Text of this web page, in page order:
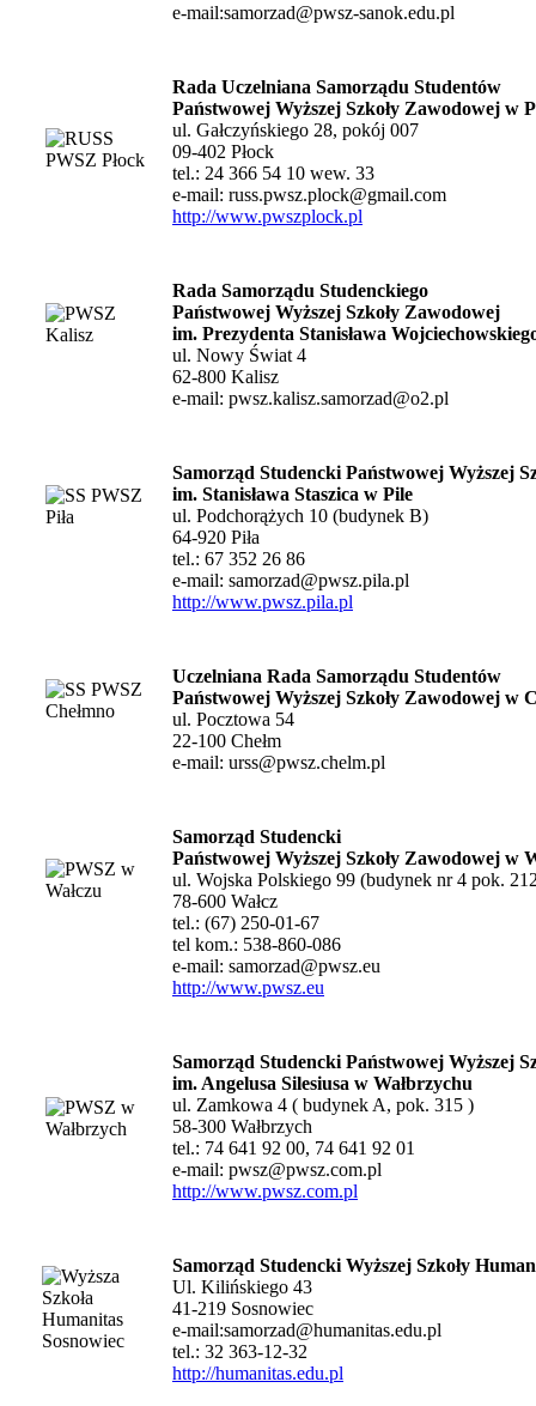
e-mail:samorzad@pwsz-sanok.edu.pl
Rada Uczelniana Samorządu Studentów
Państwowej Wyższej Szkoły Zawodowej w
ul. Gałczyńskiego 28, pokój 007
09-402 Płock
tel.: 24 366 54 10 wew. 33
e-mail: russ.pwsz.plock@gmail.com
http://www.pwszplock.pl
Rada Samorządu Studenckiego
Państwowej Wyższej Szkoły Zawodowej
im. Prezydenta Stanisława
ul. Nowy Świat 4
62-800 Kalisz
e-mail: pwsz.kalisz.samorzad@o2.pl
Samorząd Studencki Państwowej Wyższej
im. Stanisława Staszica w Pile
ul. Podchorążych 10 (budynek B)
64-920 Piła
tel.: 67 352 26 86
e-mail: samorzad@pwsz.pila.pl
http://www.pwsz.pila.pl
Uczelniana Rada Samorządu Studentów
Państwowej Wyższej Szkoły Zawodowej w
ul. Pocztowa 54
22-100 Chełm
e-mail: urss@pwsz.chelm.pl
Samorząd Studencki
Państwowej Wyższej Szkoły Zawodowej w
ul. Wojska Polskiego 99 (budynek nr 4 pok.
78-600 Wałcz
tel.: (67) 250-01-67
tel kom.: 538-860-086
e-mail: samorzad@pwsz.eu
http://www.pwsz.eu
Samorząd Studencki Państwowej Wyższej
im. Angelusa Silesiusa w Wałbrzychu
ul. Zamkowa 4 ( budynek A, pok. 315 )
58-300 Wałbrzych
tel.: 74 641 92 00, 74 641 92 01
e-mail: pwsz@pwsz.com.pl
http://www.pwsz.com.pl
Samorząd Studencki Wyższej Szkoły
Ul. Kilińskiego 43
41-219 Sosnowiec
e-mail:samorzad@humanitas.edu.pl
tel.: 32 363-12-32
http://humanitas.edu.pl